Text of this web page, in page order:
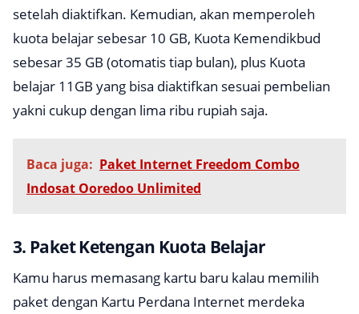
setelah diaktifkan. Kemudian, akan memperoleh
kuota belajar sebesar 10 GB, Kuota Kemendikbud
sebesar 35 GB (otomatis tiap bulan), plus Kuota
belajar 11GB yang bisa diaktifkan sesuai pembelian
yakni cukup dengan lima ribu rupiah saja.
Baca juga: Paket Internet Freedom Combo
Indosat Ooredoo Unlimited
3. Paket Ketengan Kuota Belajar
Kamu harus memasang kartu baru kalau memilih
paket dengan Kartu Perdana Internet merdeka